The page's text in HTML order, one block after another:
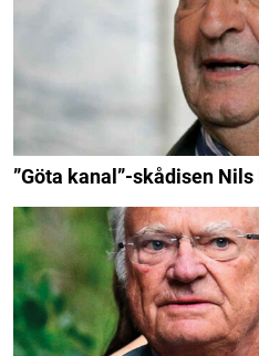
”Göta kanal”-skådisen